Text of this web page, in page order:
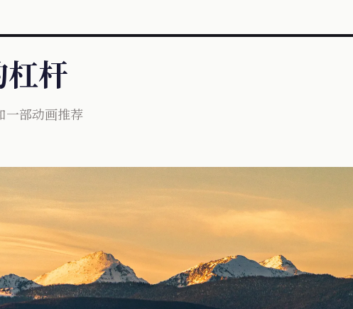
杆
一部动画推荐